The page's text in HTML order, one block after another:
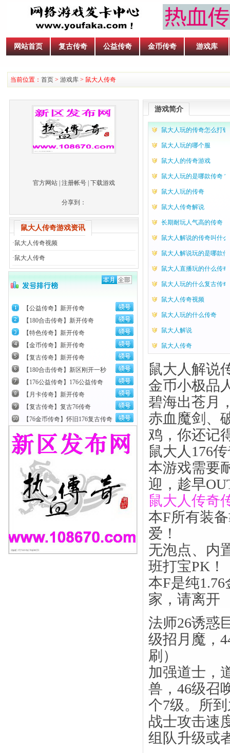
网站首页 复古传奇 公益传奇 金币传奇 游戏库
当前位置： 首页 > 游戏库 > 鼠大人传奇
官方网站 注册帐号 下载游戏
分享到：
鼠大人传奇游戏资讯
·鼠大人传奇视频
·鼠大人传奇
【公益传奇】新开传奇
【180合击传奇】新开传奇
【特色传奇】新开传奇
【金币传奇】新开传奇
【复古传奇】新开传奇
【180合击传奇】新区刚开一秒
【176公益传奇】176公益传奇
【月卡传奇】新开传奇
【复古传奇】复古76传奇
【76金币传奇】怀旧176复古传奇
游戏简介
鼠大人玩的传奇怎么打钱
鼠大人玩的哪个服
鼠大人的传奇游戏
鼠大人玩的是哪款传奇？
鼠大人玩的传奇
鼠大人传奇解说
长期耐玩人气高的传奇
鼠大人解说的传奇叫什么
鼠大人解说玩的是哪款
鼠大人直播玩的什么传奇
鼠大人玩的什么复古传奇
鼠大人传奇视频
鼠大人玩的什么传奇
鼠大人解说
鼠大人传奇
鼠大人解说
金币小极品
碧海出苍月
赤血魔剑、
鸡，你还记
鼠大人176
本游戏需要
迎，趁早
鼠大人传奇
本F所有装
爱！
无泡点、内
班打宝PK！
本F是纯
家，请离开
法师26诱惑
级招月魔，
刷）
加强道士，
兽，46级召
个7级。所
战士攻击速
组队升级或